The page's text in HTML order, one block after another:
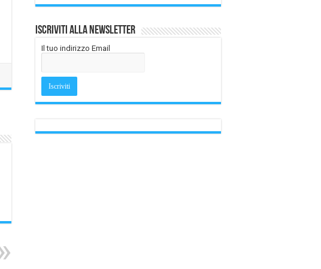
Iscriviti alla Newsletter
Il tuo indirizzo Email